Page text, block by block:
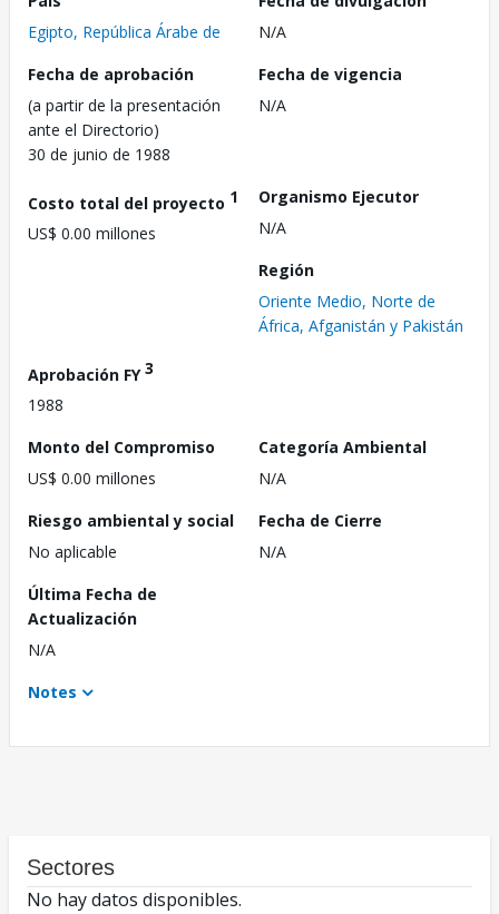
Egipto, República Árabe de
N/A
Fecha de aprobación
(a partir de la presentación
ante el Directorio)
30 de junio de 1988
Fecha de vigencia
N/A
Costo total del proyecto 1
US$ 0.00 millones
Organismo Ejecutor
N/A
Región
Oriente Medio, Norte de
África, Afganistán y Pakistán
Aprobación FY3
1988
Monto del Compromiso
US$ 0.00 millones
Categoría Ambiental
N/A
Riesgo ambiental y social
No aplicable
Fecha de Cierre
N/A
Última Fecha de
Actualización
N/A
Notes
Sectores
No hay datos disponibles.